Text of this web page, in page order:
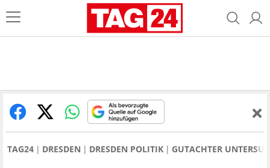
TAG24 DRESDEN DRESDEN POLITIK GUTACHTER